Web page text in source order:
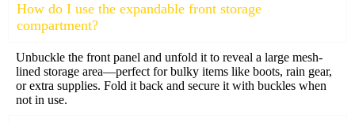
How do I use the expandable front storage
compartment?
Unbuckle the front panel and unfold it to reveal a large mesh-
lined storage area—perfect for bulky items like boots, rain gear,
or extra supplies. Fold it back and secure it with buckles when
not in use.